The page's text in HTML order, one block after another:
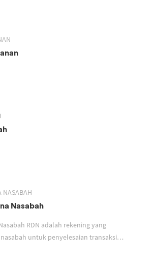
NASABAH
Nasabah
rekening yang
untuk penyelesaian transaksi